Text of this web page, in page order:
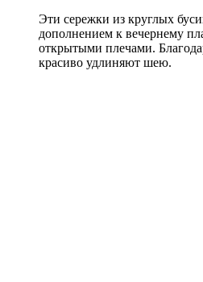
Эти сережки из круглых
дополнением к вечернему
открытыми плечами.
красиво удлиняют шею.